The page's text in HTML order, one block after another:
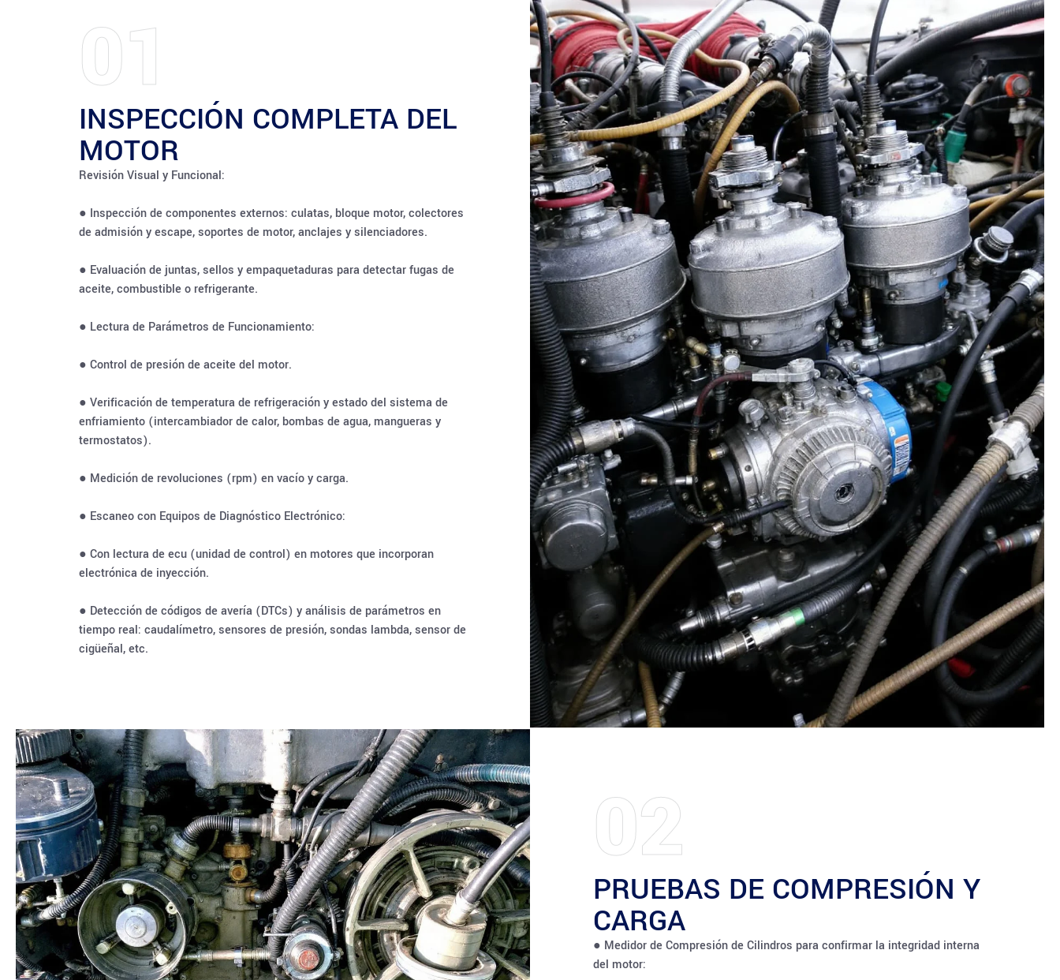
01
INSPECCIÓN COMPLETA DEL
MOTOR
Revisión Visual y Funcional:
● Inspección de componentes externos: culatas, bloque motor, colectores
de admisión y escape, soportes de motor, anclajes y silenciadores.
● Evaluación de juntas, sellos y empaquetaduras para detectar fugas de
aceite, combustible o refrigerante.
● Lectura de Parámetros de Funcionamiento:
● Control de presión de aceite del motor.
● Verificación de temperatura de refrigeración y estado del sistema de
enfriamiento (intercambiador de calor, bombas de agua, mangueras y
termostatos).
● Medición de revoluciones (rpm) en vacío y carga.
● Escaneo con Equipos de Diagnóstico Electrónico:
● Con lectura de ecu (unidad de control) en motores que incorporan
electrónica de inyección.
● Detección de códigos de avería (DTCs) y análisis de parámetros en
tiempo real: caudalímetro, sensores de presión, sondas lambda, sensor de
cigüeñal, etc.
02
PRUEBAS DE COMPRESIÓN Y
CARGA
● Medidor de Compresión de Cilindros para confirmar la integridad interna
del motor: